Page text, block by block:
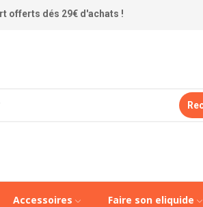
offerts dés 29€ d'achats !
Accessoires Faire son eliquide